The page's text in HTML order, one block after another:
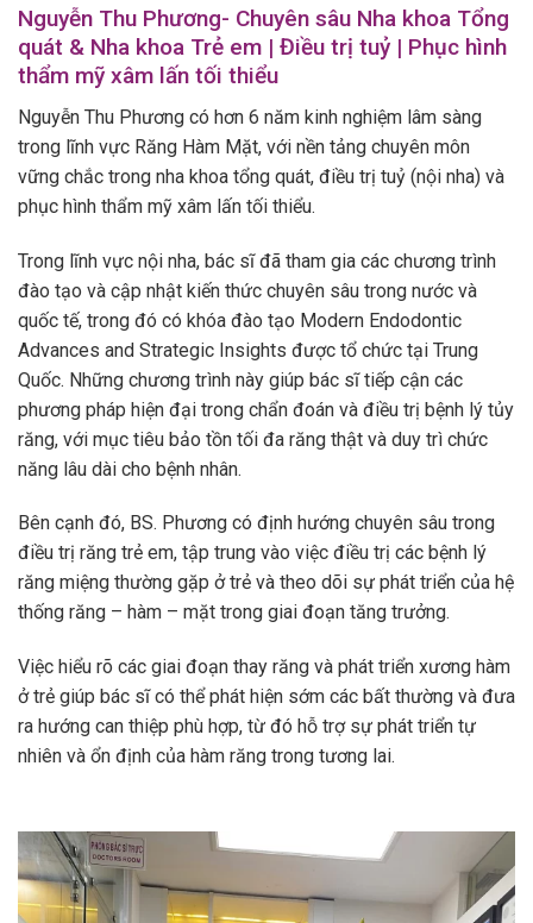
Nguyễn Thu Phương- Chuyên sâu Nha khoa Tổng
quát & Nha khoa Trẻ em | Điều trị tuỷ | Phục hình
thẩm mỹ xâm lấn tối thiểu
Nguyễn Thu Phương có hơn 6 năm kinh nghiệm lâm sàng
trong lĩnh vực Răng Hàm Mặt, với nền tảng chuyên môn
vững chắc trong nha khoa tổng quát, điều trị tuỷ (nội nha) và
phục hình thẩm mỹ xâm lấn tối thiểu.
Trong lĩnh vực nội nha, bác sĩ đã tham gia các chương trình
đào tạo và cập nhật kiến thức chuyên sâu trong nước và
quốc tế, trong đó có khóa đào tạo Modern Endodontic
Advances and Strategic Insights được tổ chức tại Trung
Quốc. Những chương trình này giúp bác sĩ tiếp cận các
phương pháp hiện đại trong chẩn đoán và điều trị bệnh lý tủy
răng, với mục tiêu bảo tồn tối đa răng thật và duy trì chức
năng lâu dài cho bệnh nhân.
Bên cạnh đó, BS. Phương có định hướng chuyên sâu trong
điều trị răng trẻ em, tập trung vào việc điều trị các bệnh lý
răng miệng thường gặp ở trẻ và theo dõi sự phát triển của hệ
thống răng – hàm – mặt trong giai đoạn tăng trưởng.
Việc hiểu rõ các giai đoạn thay răng và phát triển xương hàm
ở trẻ giúp bác sĩ có thể phát hiện sớm các bất thường và đưa
ra hướng can thiệp phù hợp, từ đó hỗ trợ sự phát triển tự
nhiên và ổn định của hàm răng trong tương lai.